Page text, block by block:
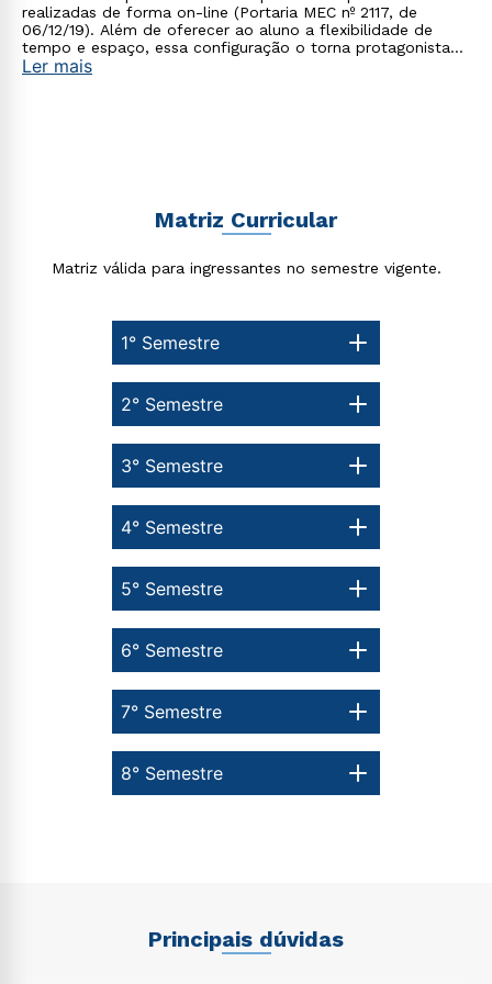
realizadas de forma on-line (Portaria MEC nº 2117, de
06/12/19). Além de oferecer ao aluno a flexibilidade de
tempo e espaço, essa configuração o torna protagonista
no processo de construção do seu conhecimento.
Ler mais
Matriz Curricular
Matriz válida para ingressantes no semestre vigente.
1° Semestre
8° Semestre
7° Semestre
6° Semestre
5° Semestre
4° Semestre
3° Semestre
2° Semestre
Principais dúvidas